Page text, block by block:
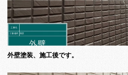
外壁塗装、施工後です。